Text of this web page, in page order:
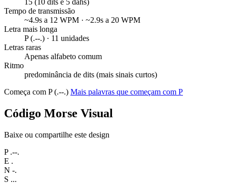
15 (10 dits e 5 dahs)
Tempo de transmissão
~4.9s a 12 WPM · ~2.9s a 20 WPM
Letra mais longa
P (.--.) · 11 unidades
Letras raras
Apenas alfabeto comum
Ritmo
predominância de dits (mais sinais curtos)
Começa com P (.--.) Mais palavras que começam com P
Código Morse Visual
Baixe ou compartilhe este design
P .--.
E .
N -.
S ...